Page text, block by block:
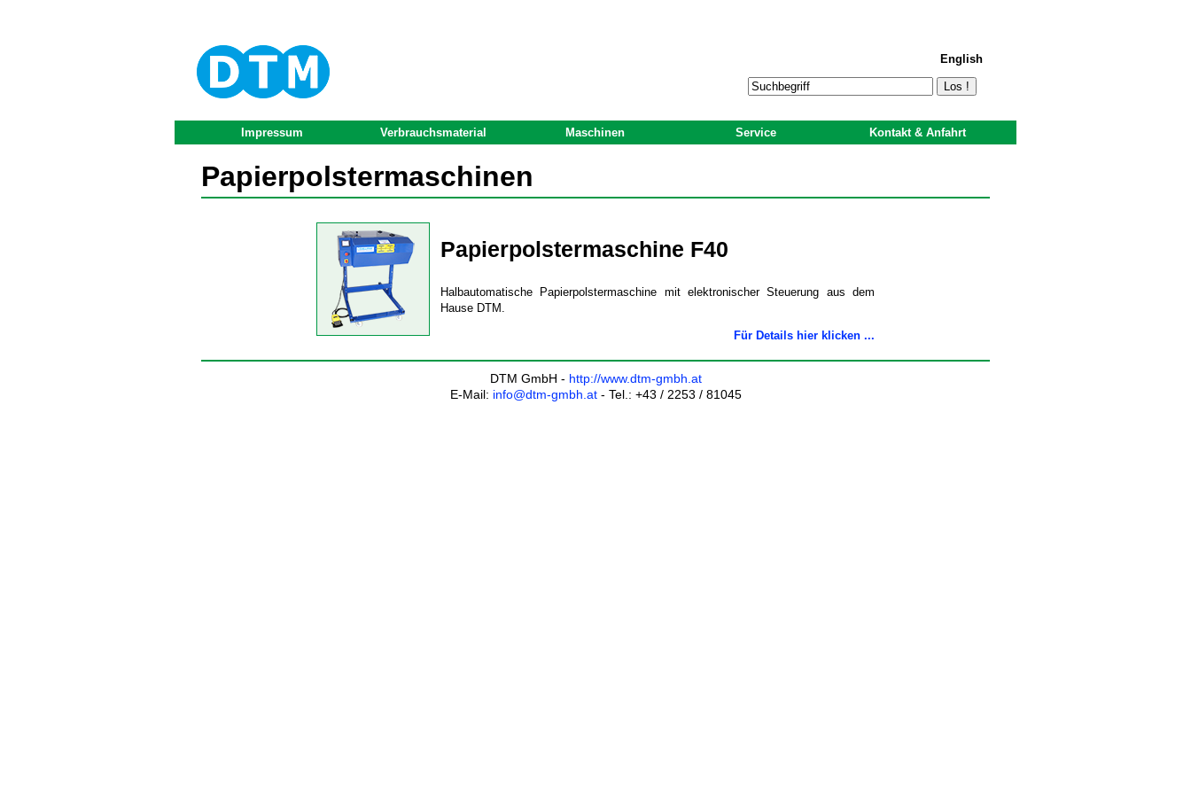
English
Impressum Verbrauchsmaterial Maschinen Service Kontakt & Anfahrt
Papierpolstermaschinen
Papierpolstermaschine F40
Halbautomatische Papierpolstermaschine mit elektronischer Steuerung aus dem
Hause DTM.
Für Details hier klicken ...
DTM GmbH - http://www.dtm-gmbh.at
E-Mail: info@dtm-gmbh.at- Tel.: +43 / 2253 / 81045